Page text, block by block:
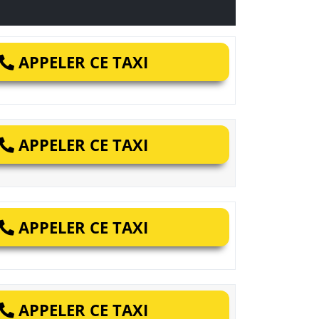
APPELER CE TAXI
APPELER CE TAXI
APPELER CE TAXI
APPELER CE TAXI